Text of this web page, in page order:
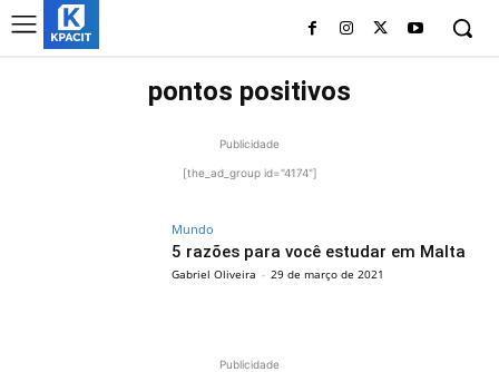
pontos positivos
Publicidade
[the_ad_group id="4174"]
Mundo
5 razões para você estudar em Malta
Gabriel Oliveira - 29 de março de 2021
Publicidade